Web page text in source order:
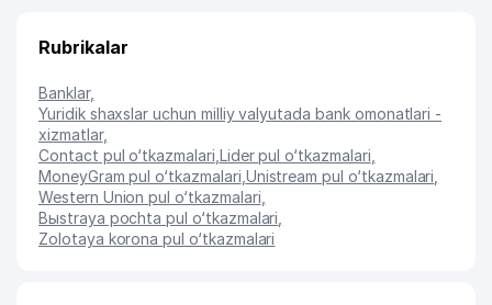
Rubrikalar
Banklar,
Yuridik shaxslar uchun milliy valyutada bank omonatlari -
xizmatlar,
Contact pul o‘tkazmalari Lider pul o‘tkazmalari
MoneyGram pul o‘tkazmalari Unistream pul o‘tkazmalari
Western Union pul o‘tkazmalari
Bыstraya pochta pul o‘tkazmalari
Zolotaya korona pul o‘tkazmalari